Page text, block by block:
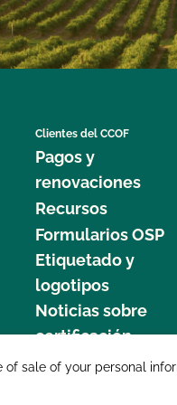
Clientes del CCOF
Pagos y
renovaciones
Recursos
Formularios OSP
Etiquetado y
logotipos
Noticias sobre
certificación
sale of your personal